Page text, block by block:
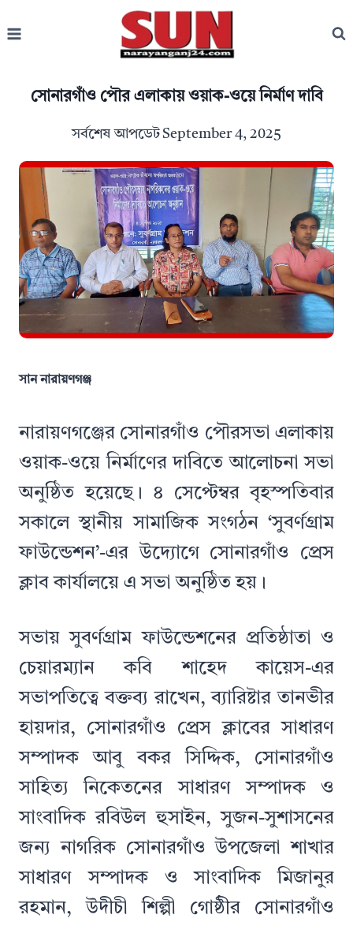
to
সোনারগাঁও পৌর এলাকায় ওয়াক-ওয়ে নির্মাণ দাবি
সর্বশেষ আপডেটSeptember 4, 2025
সান নারায়ণগঞ্জ
নারায়ণগঞ্জের সোনারগাঁও পৌরসভা এলাকায়
ওয়াক-ওয়ে নির্মাণের দাবিতে আলোচনা সভা
অনুষ্ঠিত হয়েছে। ৪ সেপ্টেম্বর বৃহস্পতিবার
সকালে স্থানীয় সামাজিক সংগঠন ‘সুবর্ণগ্রাম
ফাউন্ডেশন’-এর উদ্যোগে সোনারগাঁও প্রেস
ক্লাব কার্যালয়ে এ সভা অনুষ্ঠিত হয়।
সভায় সুবর্ণগ্রাম ফাউন্ডেশনের প্রতিষ্ঠাতা ও
চেয়ারম্যান কবি শাহেদ কায়েস-এর
সভাপতিত্বে বক্তব্য রাখেন, ব্যারিষ্টার তানভীর
হায়দার, সোনারগাঁও প্রেস ক্লাবের সাধারণ
সম্পাদক আবু বকর সিদ্দিক, সোনারগাঁও
সাহিত্য নিকেতনের সাধারণ সম্পাদক ও
সাংবাদিক রবিউল হুসাইন, সুজন-সুশাসনের
জন্য নাগরিক সোনারগাঁও উপজেলা শাখার
সাধারণ সম্পাদক ও সাংবাদিক মিজানুর
রহমান, উদীচী শিল্পী গোষ্ঠীর সোনারগাঁও